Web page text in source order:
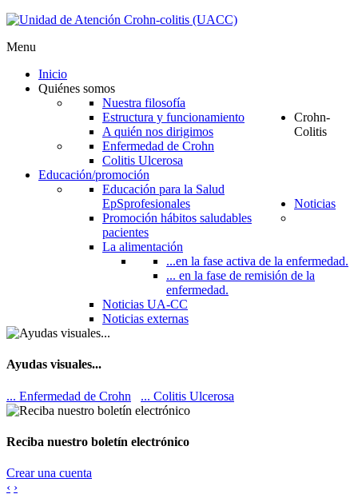
Menu
Inicio
Quiénes somos
Nuestra filosofía
Estructura y funcionamiento
A quién nos dirigimos
Crohn-
Colitis
Enfermedad de Crohn
Colitis Ulcerosa
Educación/promoción
Educación para la Salud
EpSprofesionales
Promoción hábitos saludables
pacientes
La alimentación
...en la fase activa de la enfermedad.
... en la fase de remisión de la
enfermedad.
Noticias
Noticias UA-CC
Noticias externas
Ayudas visuales...
... Enfermedad de Crohn ... Colitis Ulcerosa
Reciba nuestro boletín electrónico
Crear una cuenta
‹ ›